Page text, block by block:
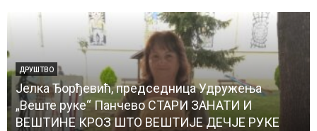
ДРУШТВО
Јелка Ђорђевић, председница Удружења
„Веште руке“ Панчево СТАРИ ЗАНАТИ И
ВЕШТИНЕ КРОЗ ШТО ВЕШТИЈЕ ДЕЧЈЕ РУКЕ